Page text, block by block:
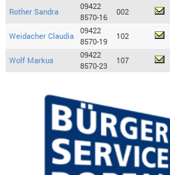
Rother Sandra
09422
8570-16
002
Weidacher Claudia
09422
8570-19
102
Wolf Markus
09422
8570-23
107